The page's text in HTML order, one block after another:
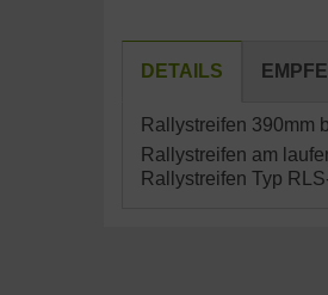
DETAILS
Rallystreifen 390mm
Rallystreifen am
Rallystreifen Typ